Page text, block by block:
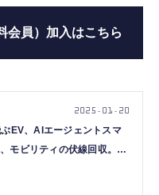
会員）加入はこちら
EV、AIエージェントスマ
モビリティの伏線回収。テ
2025.01.20